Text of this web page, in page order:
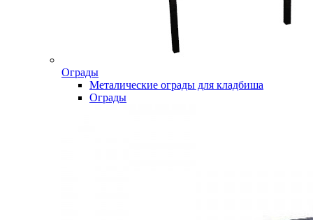
Ограды
Металические ограды для кладбиша
Ограды